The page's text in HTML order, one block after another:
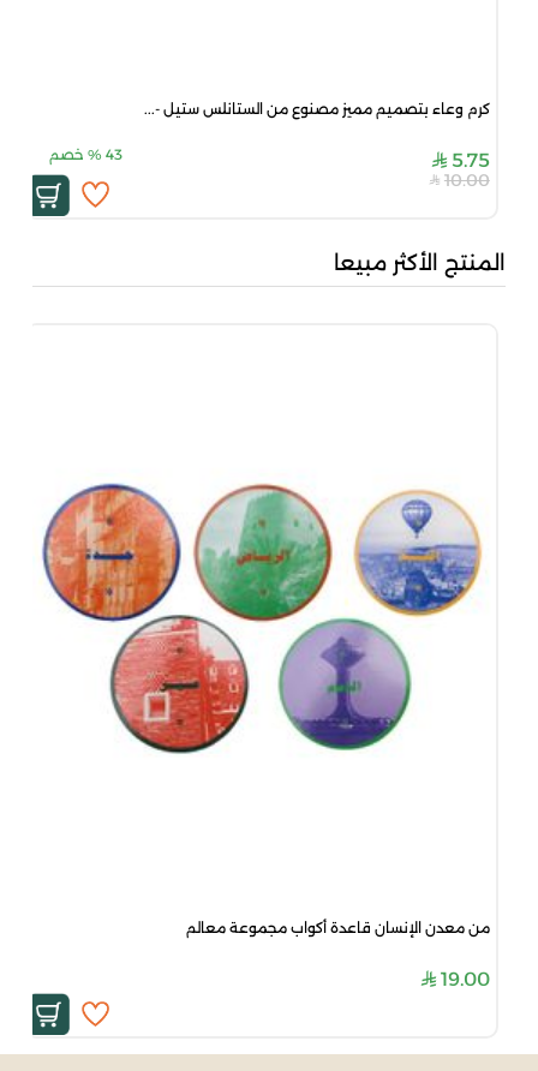
كرم وعاء بتصميم مميز مصنوع من الستانلس ستيل -...
5.75
43
% خصم
10.00
المنتج الأكثر مبيعا
من معدن الإنسان قاعدة أكواب مجموعة معالم
19.00